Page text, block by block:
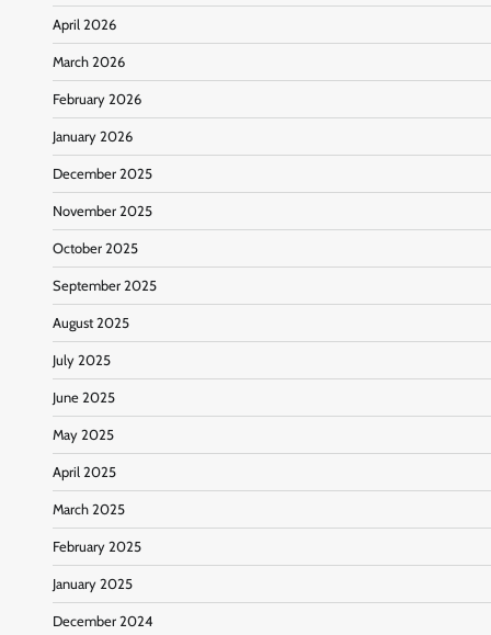
April 2026
March 2026
February 2026
January 2026
December 2025
November 2025
October 2025
September 2025
August 2025
July 2025
June 2025
May 2025
April 2025
March 2025
February 2025
January 2025
December 2024